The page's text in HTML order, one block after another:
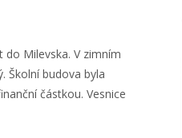
do Milevska. V zimním
Školní budova byla
částkou. Vesnice